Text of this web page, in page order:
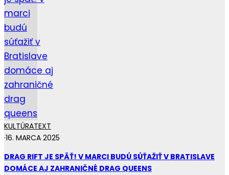
KULTÚRATEXT
·16. MARCA 2025
DRAG RIFT JE SPÄŤ! V MARCI BUDÚ SÚŤAŽIŤ V BRATISLAVE
DOMÁCE AJ ZAHRANIČNÉ DRAG QUEENS